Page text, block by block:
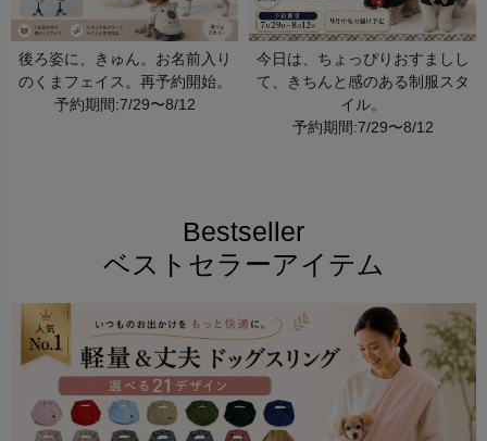
後ろ姿に、きゅん。お名前入り
のくまフェイス。再予約開始。
予約期間:7/29〜8/12
今日は、ちょっぴりおすましし
て、きちんと感のある制服スタ
イル。
予約期間:7/29〜8/12
Bestseller
ベストセラーアイテム